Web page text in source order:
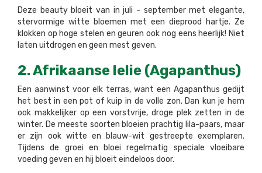
Deze beauty bloeit van in juli - september met elegante,
stervormige witte bloemen met een dieprood hartje. Ze
klokken op hoge stelen en geuren ook nog eens heerlijk! Niet
laten uitdrogen en geen mest geven.
2. Afrikaanse lelie (Agapanthus)
Een aanwinst voor elk terras, want een Agapanthus gedijt
het best in een pot of kuip in de volle zon. Dan kun je hem
ook makkelijker op een vorstvrije, droge plek zetten in de
winter. De meeste soorten bloeien prachtig lila-paars, maar
er zijn ook witte en blauw-wit gestreepte exemplaren.
Tijdens de groei en bloei regelmatig speciale vloeibare
voeding geven en hij bloeit eindeloos door.